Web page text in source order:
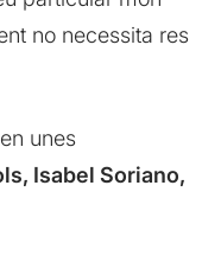
no necessita res
unes
Isabel Soriano,